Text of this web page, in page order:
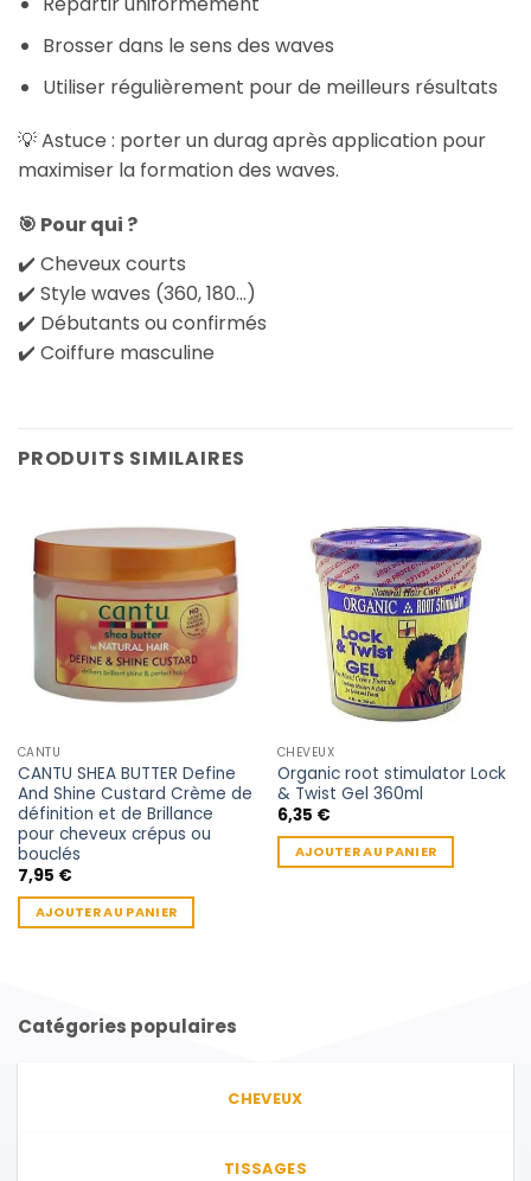
Brosser dans le sens des waves
Utiliser régulièrement pour de meilleurs résultats
💡 Astuce : porter un durag après application pour
maximiser la formation des waves.
🎯 Pour qui ?
✔️ Cheveux courts
✔️ Style waves (360, 180…)
✔️ Débutants ou confirmés
✔️ Coiffure masculine
PRODUITS SIMILAIRES
CANTU
CANTU SHEA BUTTER Define
And Shine Custard Crème de
définition et de Brillance
pour cheveux crépus ou
bouclés
7,95 €
AJOUTER AU PANIER
CHEVEUX
Organic root stimulator Lock
& Twist Gel 360ml
6,35 €
AJOUTER AU PANIER
Catégories populaires
CHEVEUX
TISSAGES